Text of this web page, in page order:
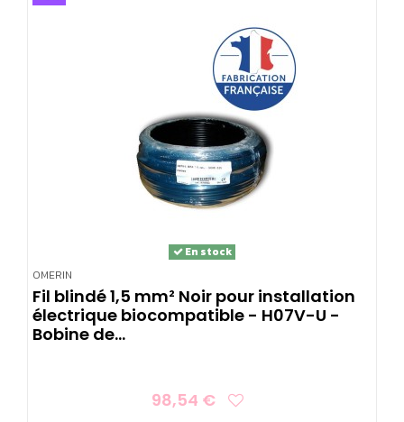
OMERIN
En stock
Fil blindé 1,5 mm² Noir pour installation
électrique biocompatible - H07V-U -
Bobine de...
98,54 €